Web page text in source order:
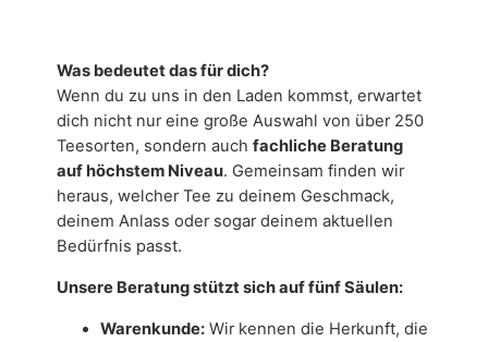
Was bedeutet das für dich?
Wenn du zu uns in den Laden kommst, erwartet
dich nicht nur eine große Auswahl von über 250
Teesorten, sondern auch fachliche Beratung
auf höchstem Niveau. Gemeinsam finden wir
heraus, welcher Tee zu deinem Geschmack,
deinem Anlass oder sogar deinem aktuellen
Bedürfnis passt.
Unsere Beratung stützt sich auf fünf Säulen:
Warenkunde:Wir kennen die Herkunft, die